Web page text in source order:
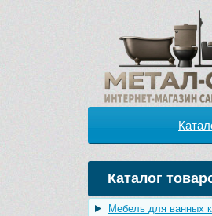
Каталог
Мебель для ванных